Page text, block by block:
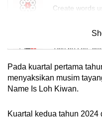
Create words
Mini Sudoku
Tiny puzzle,
Mini
Small grid, big
Pada kuartal pertama
menyaksikan musim
Name Is Loh Kiwan.
Kuartal kedua tahun 2024